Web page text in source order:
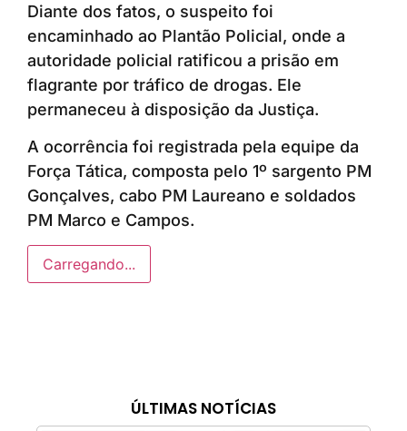
ÚLTIMAS NOTÍCIAS
Diante dos fatos, o suspeito foi
encaminhado ao Plantão Policial, onde a
autoridade policial ratificou a prisão em
flagrante por tráfico de drogas. Ele
permaneceu à disposição da Justiça.
A ocorrência foi registrada pela equipe da
Força Tática, composta pelo 1º sargento PM
Gonçalves, cabo PM Laureano e soldados
PM Marco e Campos.
Carregando...